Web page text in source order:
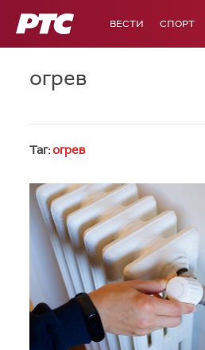
РТС ВЕСТИ СПОРТ
огрев
Таг:огрев